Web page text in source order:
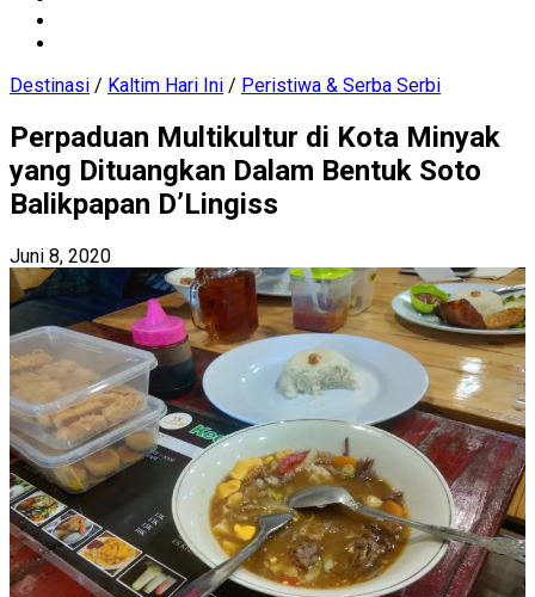
Destinasi / Kaltim Hari Ini / Peristiwa & Serba Serbi
Perpaduan Multikultur di Kota Minyak
yang Dituangkan Dalam Bentuk Soto
Balikpapan D’Lingiss
Juni 8, 2020